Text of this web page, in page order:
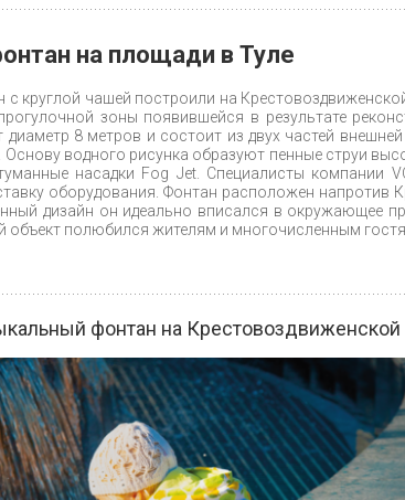
на площади в Туле
круглой чашей построили на
зоны появившейся в результате
8 метров и состоит из двух частей внешней
Основу водного рисунка образуют пенные струи
насадки Fog Jet. Специалисты компании
оборудования. Фонтан расположен напротив
дизайн он идеально вписался в окружающее
объект полюбился жителям и многочисленным
фонтан на